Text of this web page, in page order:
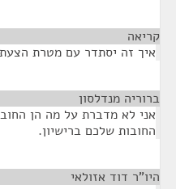
קריאה
איך זה יסתדר עם מטרת
ברוריה מנדלסון
אני לא מדברת על מה הן
החובות שלכם ברישיון.
היו"ר דוד אזולאי